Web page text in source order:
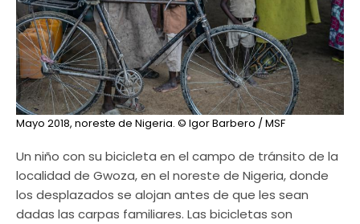
Mayo 2018, noreste de Nigeria. © Igor Barbero / MSF
Un niño con su bicicleta en el campo de tránsito de la
localidad de Gwoza, en el noreste de Nigeria, donde
los desplazados se alojan antes de que les sean
dadas las carpas familiares. Las bicicletas son